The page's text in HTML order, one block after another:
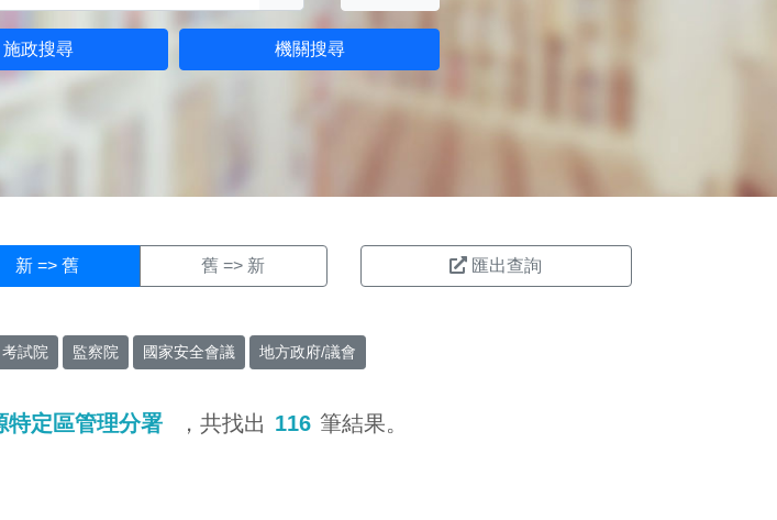
施政搜尋 機關搜尋
新 => 舊 舊 => 新 匯出查詢
考試院 監察院 國家安全會議 地方政府/議會
特定區管理分署 ，共找出 116 筆結果。